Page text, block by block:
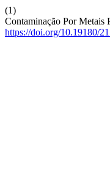
(1)
Contaminação Por Metais
https://doi.org/10.19180/